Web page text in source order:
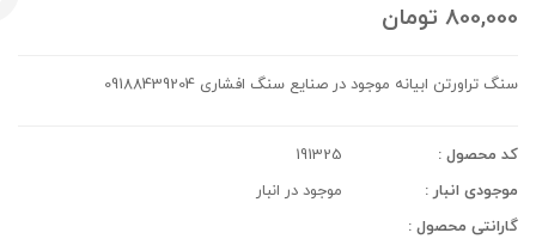
800,000 تومان
سنگ تراورتن ابیانه موجود در صنایع سنگ افشاری 09188439204
کد محصول :
191325
موجودی انبار :
موجود در انبار
گارانتی محصول :